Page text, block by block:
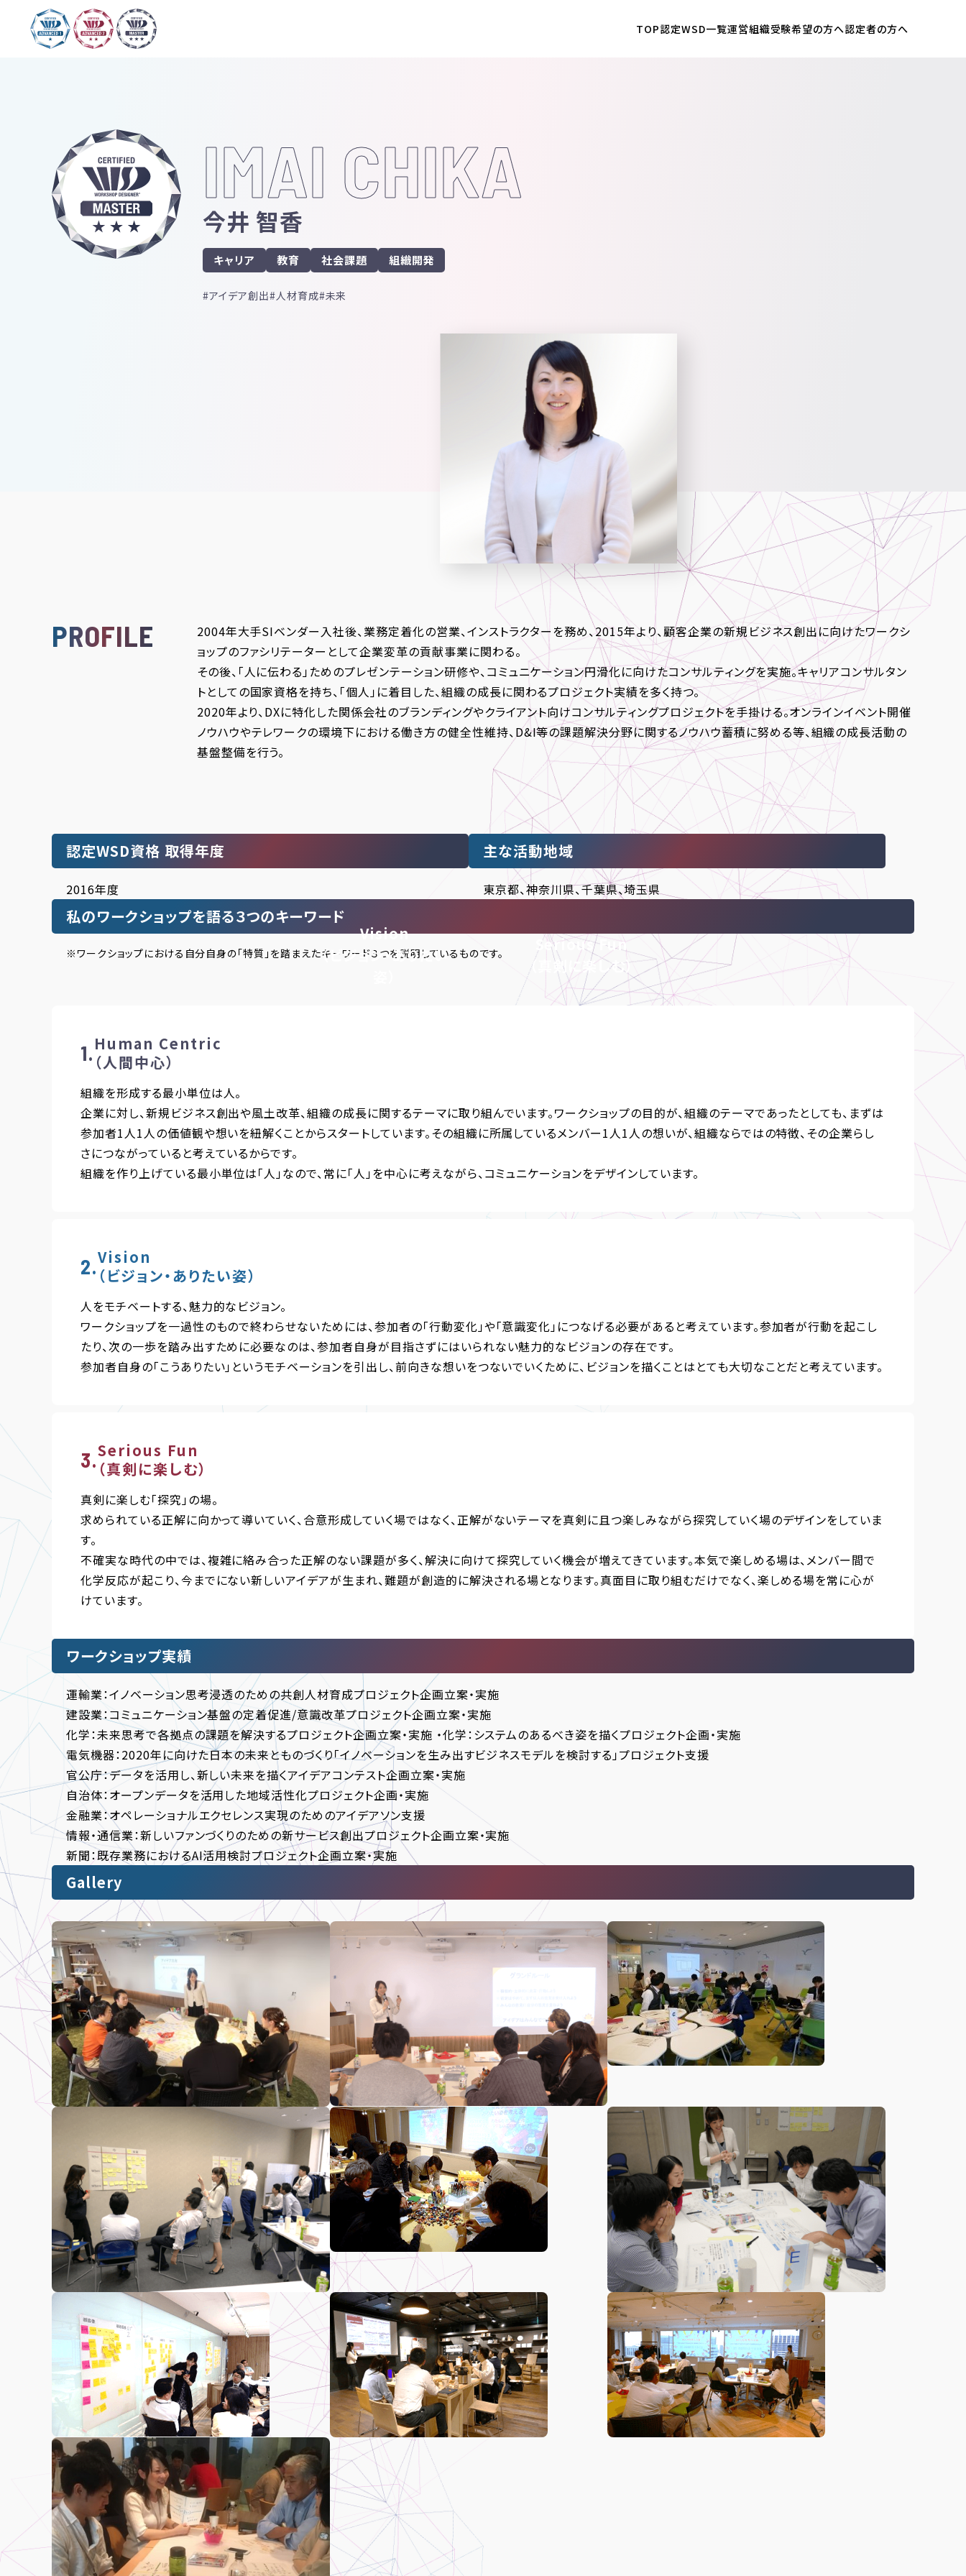
TOP認定WSD一覧運営組織受験希望の方へ認定者の方へ
IMAI CHIKA
今井 智香
キャリア 教育 社会課題 組織開発
アイデア創出 人材育成 未来
PROFILE
2004年大手SIベンダー入社後、業務定着化の営業、インストラクターを務め、2015年より、顧客企業の新規ビジネス創出に向けたワークシ
ョップのファシリテーターとして企業変革の貢献事業に関わる。
その後、「人に伝わる」ためのプレゼンテーション研修や、コミュニケーション円滑化に向けたコンサルティングを実施。キャリアコンサルタン
トとしての国家資格を持ち、「個人」に着目した、組織の成長に関わるプロジェクト実績を多く持つ。
2020年より、DXに特化した関係会社のブランディングやクライアント向けコンサルティングプロジェクトを手掛ける。オンラインイベント開催
ノウハウやテレワークの環境下における働き方の健全性維持、D&I等の課題解決分野に関するノウハウ蓄積に努める等、組織の成長活動の
基盤整備を行う。
認定WSD資格 取得年度
2016年度
主な活動地域
東京都、神奈川県、千葉県、埼玉県
私のワークショップを語る３つのキーワード
※ワークショップにおける自分自身の「特質」を踏まえたキーワード３つを説明しているものです。
Vision
（ビジョン・ありたい
Serious Fun
（真剣に楽しむ）
Human Centric
（人間中心）
組織を形成する最小単位は人。
企業に対し、新規ビジネス創出や風土改革、組織の成長に関するテーマに取り組んでいます。ワークショップの目的が、組織のテーマであったとしても、まずは
参加者1人1人の価値観や想いを紐解くことからスタートしています。その組織に所属しているメンバー1人1人の想いが、組織ならではの特徴、その企業らし
さにつながっていると考えているからです。
組織を作り上げている最小単位は「人」なので、常に「人」を中心に考えながら、コミュニケーションをデザインしています。
Vision
（ビジョン・ありたい姿）
人をモチベートする、魅力的なビジョン。
ワークショップを一過性のもので終わらせないためには、参加者の「行動変化」や「意識変化」につなげる必要があると考えています。参加者が行動を起こし
たり、次の一歩を踏み出すために必要なのは、参加者自身が目指さずにはいられない魅力的なビジョンの存在です。
参加者自身の「こうありたい」というモチベーションを引出し、前向きな想いをつないでいくために、ビジョンを描くことはとても大切なことだと考えています。
Serious Fun
（真剣に楽しむ）
真剣に楽しむ「探究」の場。
求められている正解に向かって導いていく、合意形成していく場ではなく、正解がないテーマを真剣に且つ楽しみながら探究していく場のデザインをしていま
す。
不確実な時代の中では、複雑に絡み合った正解のない課題が多く、解決に向けて探究していく機会が増えてきています。本気で楽しめる場は、メンバー間で
化学反応が起こり、今までにない新しいアイデアが生まれ、難題が創造的に解決される場となります。真面目に取り組むだけでなく、楽しめる場を常に心が
けています。
ワークショップ実績
運輸業：イノベーション思考浸透のための共創人材育成プロジェクト企画立案・実施
建設業：コミュニケーション基盤の定着促進/意識改革プロジェクト企画立案・実施
化学：未来思考で各拠点の課題を解決するプロジェクト企画立案・実施 ・化学：システムのあるべき姿を描くプロジェクト企画・実施
電気機器：2020年に向けた日本の未来とものづくり「イノベーションを生み出すビジネスモデルを検討する」プロジェクト支援
官公庁：データを活用し、新しい未来を描くアイデアコンテスト企画立案・実施
自治体：オープンデータを活用した地域活性化プロジェクト企画・実施
金融業：オペレーショナルエクセレンス実現のためのアイデアソン支援
情報・通信業：新しいファンづくりのための新サービス創出プロジェクト企画立案・実施
新聞：既存業務におけるAI活用検討プロジェクト企画立案・実施
Gallery